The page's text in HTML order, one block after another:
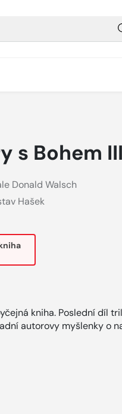
s Bohem
Donald Walsch
Hašek
kniha. Poslední díl
autorovy myšlenky o